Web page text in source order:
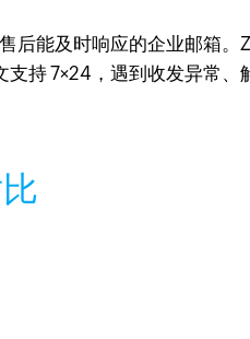
后能及时响应的企业邮箱
持 7×24，遇到收发异常